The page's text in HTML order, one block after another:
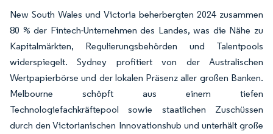
New South Wales und Victoria beherbergten 2024 zusammen
80 % der Fintech-Unternehmen des Landes, was die Nähe zu
Kapitalmärkten, Regulierungsbehörden und Talentpools
widerspiegelt. Sydney profitiert von der Australischen
Wertpapierbörse und der lokalen Präsenz aller großen Banken.
Melbourne schöpft aus einem tiefen
Technologiefachkräftepool sowie staatlichen Zuschüssen
durch den Victorianischen Innovationshub und unterhält große